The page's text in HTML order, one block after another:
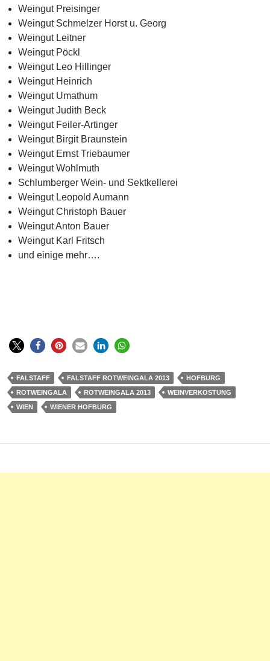
Weingut Preisinger
Weingut Schmelzer Horst u. Georg
Weingut Leitner
Weingut Pöckl
Weingut Leo Hillinger
Weingut Heinrich
Weingut Umathum
Weingut Judith Beck
Weingut Feiler-Artinger
Weingut Birgit Braunstein
Weingut Ernst Triebaumer
Weingut Wohlmuth
Schlumberger Wein- und Sektkellerei
Weingut Leopold Aumann
Weingut Christoph Bauer
Weingut Anton Bauer
Weingut Karl Fritsch
und einige mehr….
FALSTAFF FALSTAFF ROTWEINGALA 2013
HOFBURG
ROTWEINGALA
ROTWEINGALA 2013
WEINVERKOSTUNG
WIEN
WIENER HOFBURG